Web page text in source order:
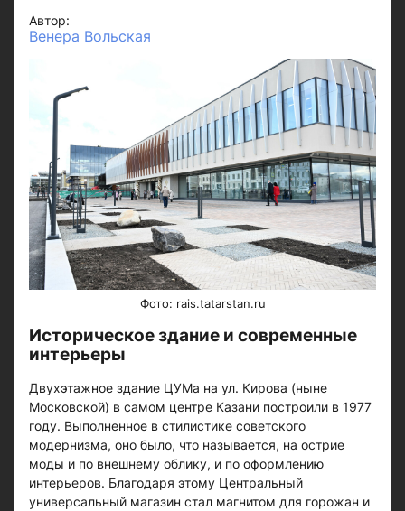
Автор:
Венера Вольская
Фото: rais.tatarstan.ru
Историческое здание и современные
интерьеры
Двухэтажное здание ЦУМа на ул. Кирова (ныне
Московской) в самом центре Казани построили в 1977
году. Выполненное в стилистике советского
модернизма, оно было, что называется, на острие
моды и по внешнему облику, и по оформлению
интерьеров. Благодаря этому Центральный
универсальный магазин стал магнитом для горожан и